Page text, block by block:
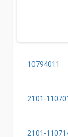
10794011
2101-
2101-